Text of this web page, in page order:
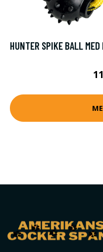
HUNTER SPIKE BALL